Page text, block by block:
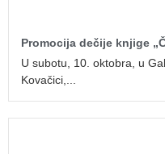
Promocija dečije knjige
U subotu, 10. oktobra, u
Kovačici,...